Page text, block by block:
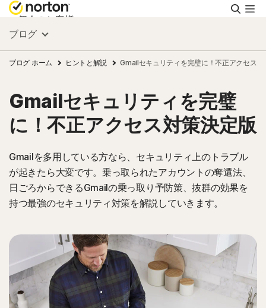
検
索
個人のお客様
スモールビジネス
リソース
サポート
無料体験
サインイン
ブログ
ブログ ホーム ヒントと解説 Gmailセキュリティを完璧に！不正アクセス対
Gmailセキュリティを完璧
に！不正アクセス対策決定版
Gmailを多用している方なら、セキュリティ上のトラブル
が起きたら大変です。乗っ取られたアカウントの奪還法、
日ごろからできるGmailの乗っ取り予防策、抜群の効果を
持つ最強のセキュリティ対策を解説していきます。